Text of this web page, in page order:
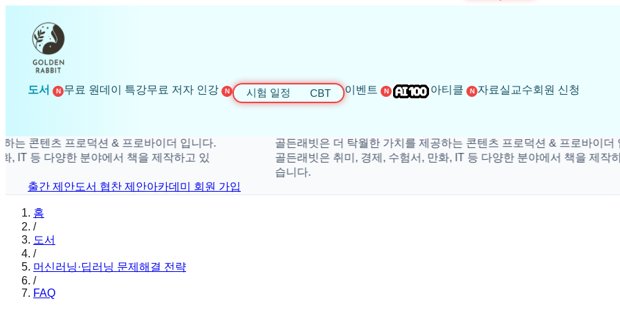
도서 N 무료 원데이 특강무료 저자 인강 N 시험 일정 CBT 이벤트 N 아티클 N 자료실 교수회원 신청
텐츠 프로덕션 & 프로바이더 입니다.
다양한 분야에서 책을 제작하고 있
골든래빗은 더 탁월한 가치를 제공하는 콘텐츠 프로덕션 & 프로바이더 입니
골든래빗은 취미, 경제, 수험서, 만화, IT 등 다양한 분야에서 책을 제작하고 있
습니다.
출간 제안도서 협찬 제안아카데미 회원 가입
홈
/
도서
/
머신러닝·딥러닝 문제해결 전략
/
FAQ